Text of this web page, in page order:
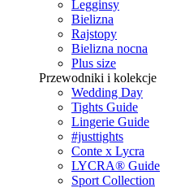
Legginsy
Bielizna
Rajstopy
Bielizna nocna
Plus size
Przewodniki i kolekcje
Wedding Day
Tights Guide
Lingerie Guide
#justtights
Conte x Lycra
LYCRA® Guide
Sport Сollection